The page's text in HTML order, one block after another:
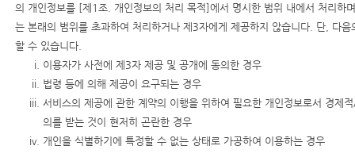
의 개인정보를 [제1조. 개인정보의 처리 목적]에서 명시한 범위 내에서 처리하
는 본래의 범위를 초과하여 처리하거나 제3자에게 제공하지 않습니다. 단, 다
할 수 있습니다.
이용자가 사전에 제3자 제공 및 공개에 동의한 경우
법령 등에 의해 제공이 요구되는 경우
서비스의 제공에 관한 계약의 이행을 위하여 필요한 개인정보로서 경제
의를 받는 것이 현저히 곤란한 경우
개인을 식별하기에 특정할 수 없는 상태로 가공하여 이용하는 경우